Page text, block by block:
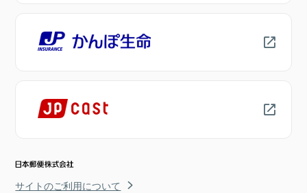
サイトのご利用について